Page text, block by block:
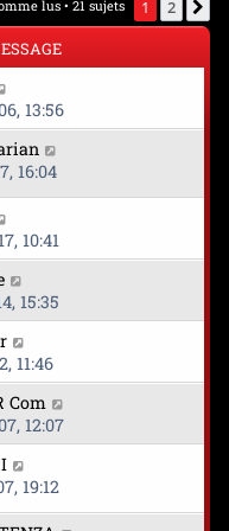
lus• 21 sujets 1 2
13:56
16:04
10:41
15:35
11:46
Com
12:07
19:12